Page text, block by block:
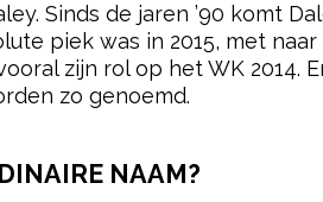
Sinds de jaren ’90 komt
piek was in 2015, met
zijn rol op het WK 2014.
zo genoemd.
NAAM?